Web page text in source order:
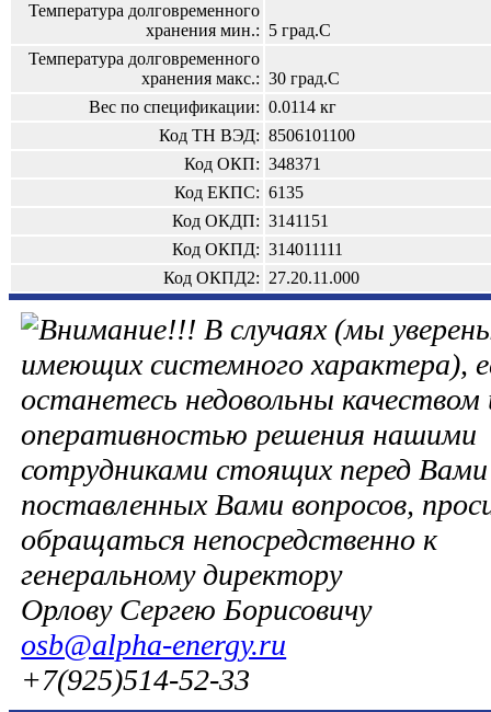
Температура долговременного
хранения мин.: 5 град.С
Температура долговременного
хранения макс.: 30 град.С
Вес по спецификации: 0.0114 кг
Код ТН ВЭД: 8506101100
Код ОКП: 348371
Код ЕКПС: 6135
Код ОКДП: 3141151
Код ОКПД: 314011111
Код ОКПД2: 27.20.11.000
В случаях (мы
имеющих системного характера),
останетесь недовольны качеством
оперативностью решения нашими
сотрудниками стоящих перед Вами
поставленных Вами вопросов,
обращаться непосредственно к
генеральному директору
Орлову Сергею Борисовичу
osb@alpha-energy.ru
+7(925)514-52-33